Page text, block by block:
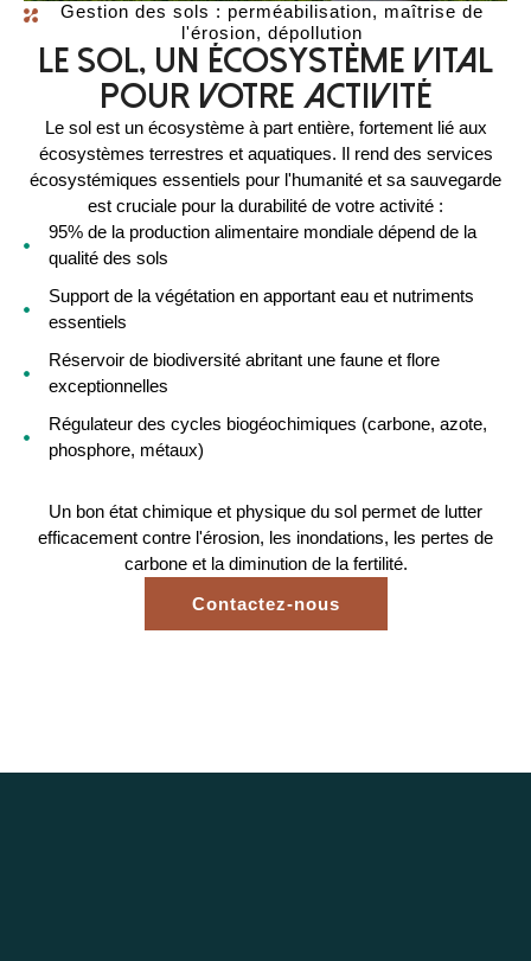
Gestion des sols : perméabilisation, maîtrise de
l'érosion, dépollution
Le sol, un écosystème vital
pour votre activité
Le sol est un écosystème à part entière, fortement lié aux
écosystèmes terrestres et aquatiques. Il rend des services
écosystémiques essentiels pour l'humanité et sa sauvegarde
est cruciale pour la durabilité de votre activité :
95% de la production alimentaire mondiale dépend de la
qualité des sols
Support de la végétation en apportant eau et nutriments
essentiels
Réservoir de biodiversité abritant une faune et flore
exceptionnelles
Régulateur des cycles biogéochimiques (carbone, azote,
phosphore, métaux)
Un bon état chimique et physique du sol permet de lutter
efficacement contre l'érosion, les inondations, les pertes de
carbone et la diminution de la fertilité.
Contactez-nous